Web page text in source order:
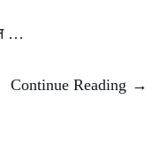
…
Continue Reading →